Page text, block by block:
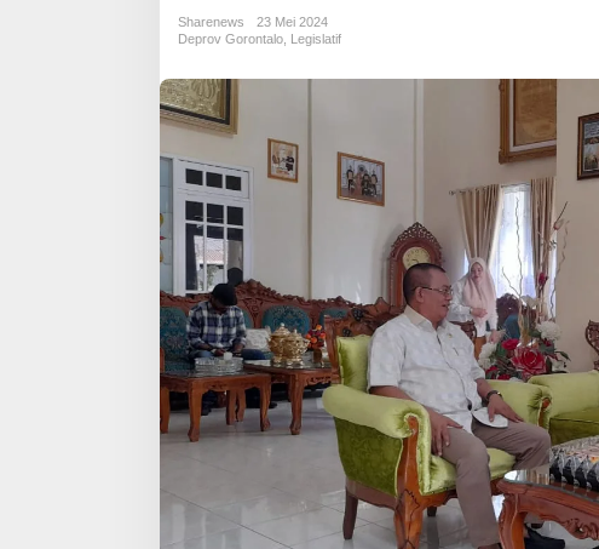
Sharenews
23 Mei 2024
Deprov Gorontalo Legislatif